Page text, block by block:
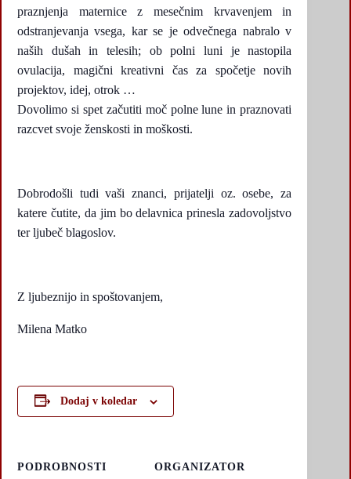
praznjenja maternice z mesečnim krvavenjem in
odstranjevanja vsega, kar se je odvečnega nabralo v
naših dušah in telesih; ob polni luni je nastopila
ovulacija, magični kreativni čas za spočetje novih
projektov, idej, otrok …
Dovolimo si spet začutiti moč polne lune in praznovati
razcvet svoje ženskosti in moškosti.
Dobrodošli tudi vaši znanci, prijatelji oz. osebe, za
katere čutite, da jim bo delavnica prinesla zadovoljstvo
ter ljubeč blagoslov.
Z ljubeznijo in spoštovanjem,
Milena Matko
Dodaj v koledar
PODROBNOSTI
ORGANIZATOR